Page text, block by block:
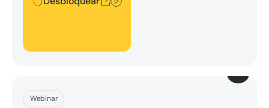
Webinar
Descargar